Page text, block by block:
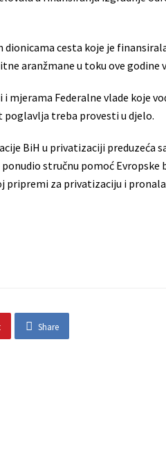
cesta koje je
aranžmane u toku ove godine
mjerama Federalne vlade koje
poglavlja treba provesti u djelo.
BiH u privatizaciji preduzeća
stručnu pomoć Evropske
za privatizaciju i
Share